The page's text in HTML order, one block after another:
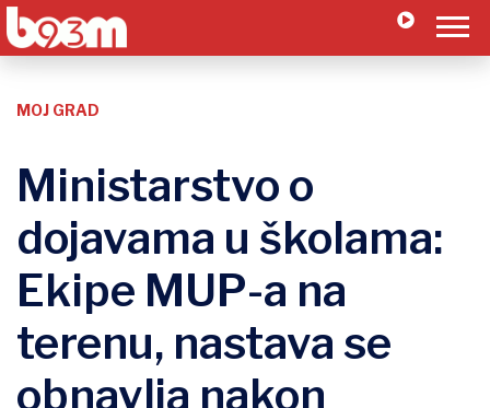
MOJ GRAD
Ministarstvo o
dojavama u školama:
Ekipe MUP-a na
terenu, nastava se
obnavlja nakon